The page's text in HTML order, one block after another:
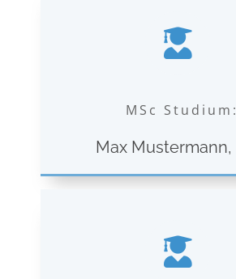
MSc Studium:
Max Mustermann,